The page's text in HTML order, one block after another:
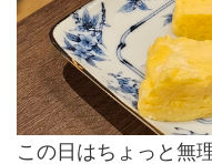
この日はちょっと無